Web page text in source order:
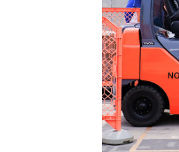
お申